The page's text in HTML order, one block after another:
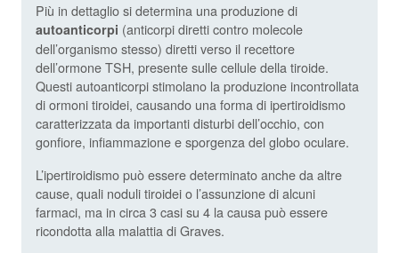
Più in dettaglio si determina una produzione di
autoanticorpi (anticorpi diretti contro molecole
dell’organismo stesso) diretti verso il recettore
dell’ormone TSH, presente sulle cellule della tiroide.
Questi autoanticorpi stimolano la produzione incontrollata
di ormoni tiroidei, causando una forma di ipertiroidismo
caratterizzata da importanti disturbi dell’occhio, con
gonfiore, infiammazione e sporgenza del globo oculare.
L’ipertiroidismo può essere determinato anche da altre
cause, quali noduli tiroidei o l’assunzione di alcuni
farmaci, ma in circa 3 casi su 4 la causa può essere
ricondotta alla malattia di Graves.